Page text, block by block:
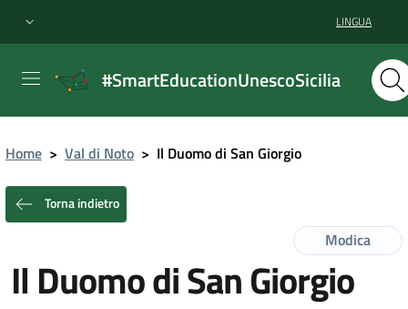
LINGUA
#SmartEducationUnescoSicilia
Home > Val di Noto > Il Duomo di San Giorgio
Torna indietro
Modica
Il Duomo di San Giorgio